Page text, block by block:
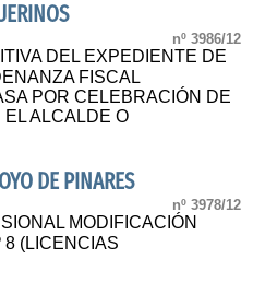
nº 3986/12
DEL EXPEDIENTE DE
FISCAL
POR CELEBRACIÓN DE
EL ALCALDE O
DE PINARES
nº 3978/12
MODIFICACIÓN
8 (LICENCIAS